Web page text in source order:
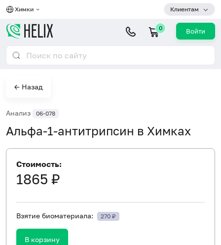
Химки Клиентам
0 Войти
← Назад
Анализ 06-078
Альфа-1-антитрипсин в Химках
Стоимость:
1865 ₽
Взятие биоматериала: 270 ₽
В корзину